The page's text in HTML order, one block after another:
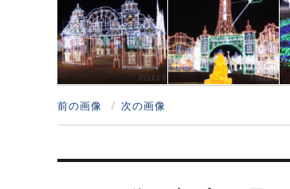
前の画像 次の画像
投